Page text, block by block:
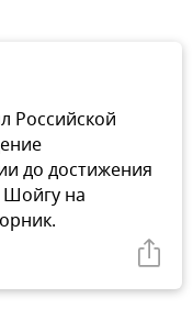
Российской
до достижения
Шойгу на